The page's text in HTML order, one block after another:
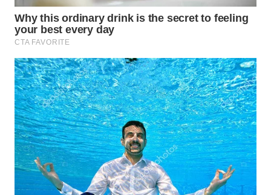
WAHANA
INFRASTRUKTUR
WAHANA
KONSUMEN
WAHANA
LISTRIK
WAHANA
TRAVEL